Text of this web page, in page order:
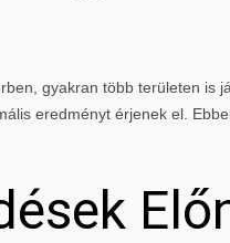
gyakran több területen is
eredményt érjenek el.